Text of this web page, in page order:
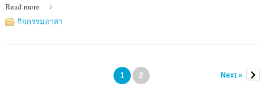
ของ
โรง
นพ
Read more
กิจกรรมอาสา
1 2 Next »